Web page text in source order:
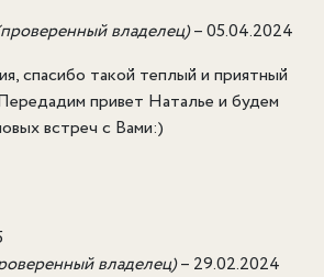
владелец)–05.04.2024
спасибо такой теплый и приятный
привет Наталье и будем
встреч с Вами:)
владелец)– 29.02.2024